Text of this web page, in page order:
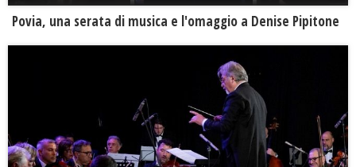
Povia, una serata di musica e l'omaggio a Denise Pipitone